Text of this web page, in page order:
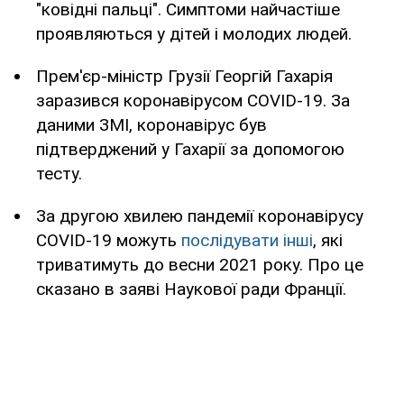
"ковідні пальці". Симптоми найчастіше
проявляються у дітей і молодих людей.
Прем'єр-міністр Грузії Георгій Гахарія
заразився коронавірусом COVID-19. За
даними ЗМІ, коронавірус був
підтверджений у Гахарії за допомогою
тесту.
За другою хвилею пандемії коронавірусу
COVID-19 можуть послідувати інші, які
триватимуть до весни 2021 року. Про це
сказано в заяві Наукової ради Франції.